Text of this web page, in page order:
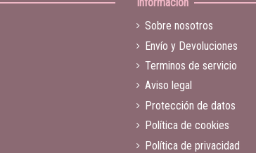
Información
Sobre nosotros
Envío y Devoluciones
Terminos de servicio
Aviso legal
Protección de datos
Política de cookies
Política de privacidad